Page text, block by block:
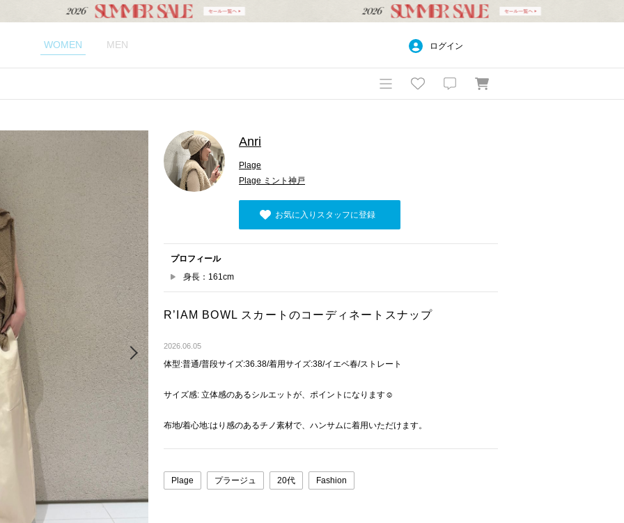
WOMEN MEN ログイン
Next
Anri
Plage
Plage ミント神戸
お気に入りスタッフに登録
プロフィール
身長：161cm
R’IAM BOWL スカートのコーディネートスナップ
2026.06.05
体型:普通/普段サイズ:36.38/着用サイズ:38/イエベ春/ストレート
サイズ感: 立体感のあるシルエットが、ポイントになります☺︎
布地/着心地:はり感のあるチノ素材で、ハンサムに着用いただけます。
Plage プラージュ 20代 Fashion